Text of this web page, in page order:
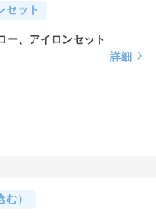
セット
ー、アイロンセット
詳細
）